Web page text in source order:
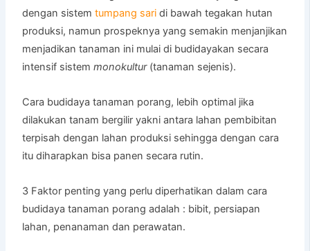
dengan sistemtumpang sari di bawah tegakan hutan
produksi, namun prospeknya yang semakin menjanjikan
menjadikan tanaman ini mulai di budidayakan secara
intensif sistemmonokultur(tanaman sejenis).
Cara budidaya tanaman porang, lebih optimal jika
dilakukan tanam bergilir yakni antara lahan pembibitan
terpisah dengan lahan produksi sehingga dengan cara
itu diharapkan bisa panen secara rutin.
3 Faktor penting yang perlu diperhatikan dalam cara
budidaya tanaman porang adalah : bibit, persiapan
lahan, penanaman dan perawatan.